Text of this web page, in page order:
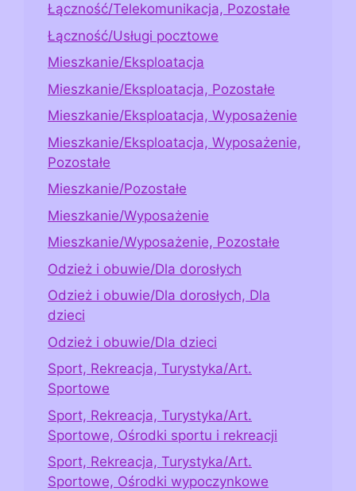
Łączność/Telekomunikacja, Pozostałe
Łączność/Usługi pocztowe
Mieszkanie/Eksploatacja
Mieszkanie/Eksploatacja, Pozostałe
Mieszkanie/Eksploatacja, Wyposażenie
Mieszkanie/Eksploatacja, Wyposażenie,
Pozostałe
Mieszkanie/Pozostałe
Mieszkanie/Wyposażenie
Mieszkanie/Wyposażenie, Pozostałe
Odzież i obuwie/Dla dorosłych
Odzież i obuwie/Dla dorosłych, Dla
dzieci
Odzież i obuwie/Dla dzieci
Sport, Rekreacja, Turystyka/Art.
Sportowe
Sport, Rekreacja, Turystyka/Art.
Sportowe, Ośrodki sportu i rekreacji
Sport, Rekreacja, Turystyka/Art.
Sportowe, Ośrodki wypoczynkowe